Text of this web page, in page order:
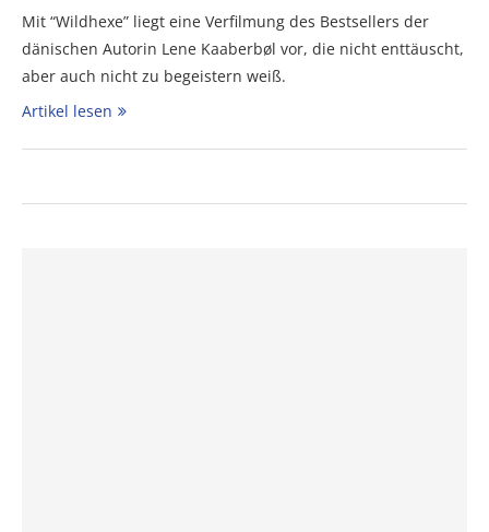
Mit “Wildhexe” liegt eine Verfilmung des Bestsellers der
dänischen Autorin Lene Kaaberbøl vor, die nicht enttäuscht,
aber auch nicht zu begeistern weiß.
Artikel lesen